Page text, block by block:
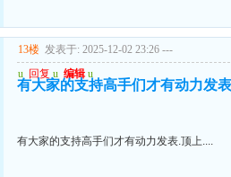
13楼 发表于: 2025-12-02 23:26 ---
u 回复 u 编辑 u
有大家的支持高手们才有动力发
有大家的支持高手们才有动力发表.顶上....